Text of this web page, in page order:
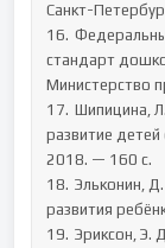
Санкт-
16.	Федеральный государственный образовательный
стандарт
Министерство
17.	Шипицина, Л. М. Социализация и коммуникативное
развитие
2018. — 160 с.
18.	Эльконин, Д. Б. Психология игры. — Москва : Институт
развития
19.	Эриксон, Э. Детство и общество. — Санкт-Петербург :